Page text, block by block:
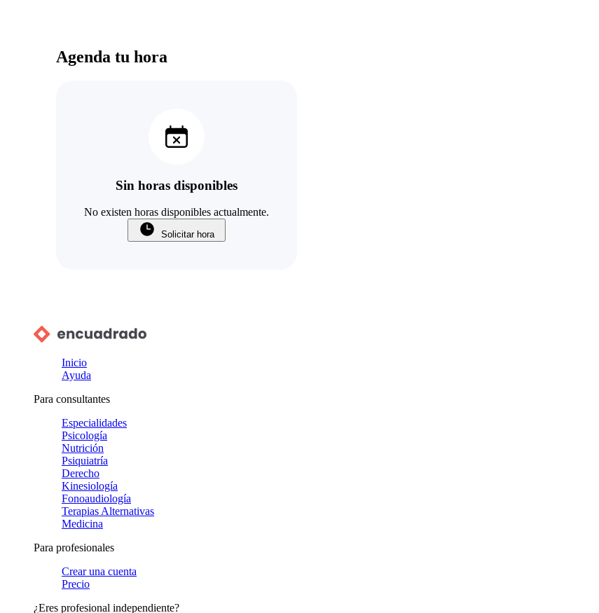
Agenda tu hora
Sin horas disponibles
No existen horas disponibles actualmente.
Solicitar hora
Inicio
Ayuda
Para consultantes
Especialidades
Psicología
Nutrición
Psiquiatría
Derecho
Kinesiología
Fonoaudiología
Terapias Alternativas
Medicina
Para profesionales
Crear una cuenta
Precio
¿Eres profesional independiente?